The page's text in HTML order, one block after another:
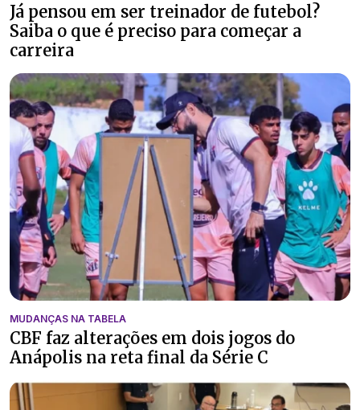
Já pensou em ser treinador de futebol?
Saiba o que é preciso para começar a
carreira
MUDANÇAS NA TABELA
CBF faz alterações em dois jogos do
Anápolis na reta final da Série C